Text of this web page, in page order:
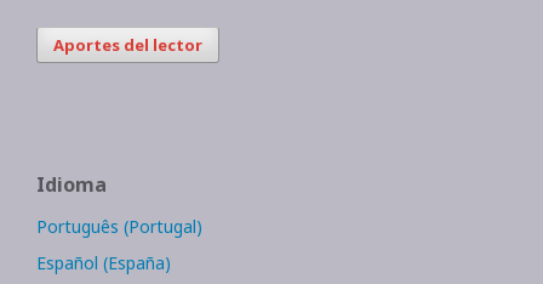
Aportes del lector
Idioma
Português (Portugal)
Español (España)